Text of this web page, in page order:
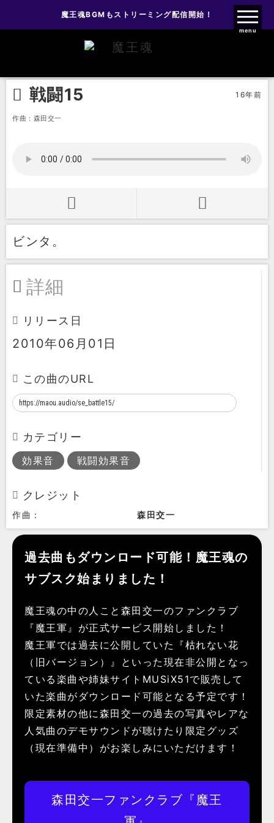
魔王魂ファンクラブ
魔王魂BGMもストリーミング配信開始！
menu
戦闘15 16年前
作曲：森田交一
ビンタ。
詳細
リリース日
2010年06月01日
この曲のURL
カテゴリー
効果音 戦闘効果音
クレジット
作曲： 森田交一
過去曲もダウンロード可能！魔王魂の
サブスク始まりました！
魔王魂の中の人こと森田交一のファンクラブ
『魔王軍』が正式サービス開始しました！
魔王軍では過去に公開していた『枯れない花
（旧バージョン）』といった現在非公開となっ
ている楽曲や姉妹サイトMUSiX51で販売して
いた楽曲がダウンロード可能となる予定です！
限定素材の他に森田交一の過去の写真やレアな
人気曲のデモサウンドが聴けたり限定グッズ
（現在準備中）がお楽しみにいただけます！
森田交一ファンクラブ『魔王